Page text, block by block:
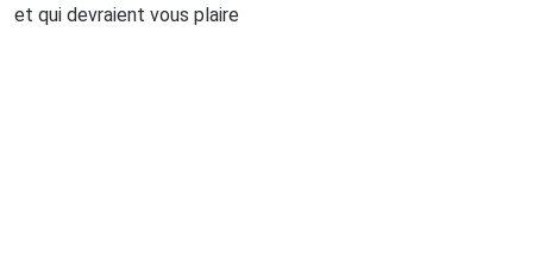
et qui devraient vous plaire